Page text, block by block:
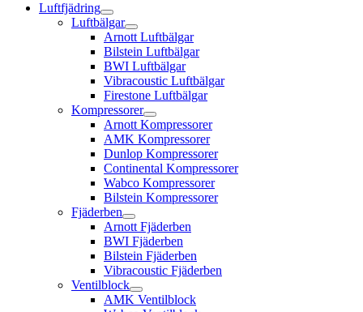
Luftfjädring
Luftbälgar
Arnott Luftbälgar
Bilstein Luftbälgar
BWI Luftbälgar
Vibracoustic Luftbälgar
Firestone Luftbälgar
Kompressorer
Arnott Kompressorer
AMK Kompressorer
Dunlop Kompressorer
Continental Kompressorer
Wabco Kompressorer
Bilstein Kompressorer
Fjäderben
Arnott Fjäderben
BWI Fjäderben
Bilstein Fjäderben
Vibracoustic Fjäderben
Ventilblock
AMK Ventilblock